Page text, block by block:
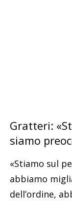
Gratteri:
siamo
«Stiamo sul
abbiamo
dell’ordine,